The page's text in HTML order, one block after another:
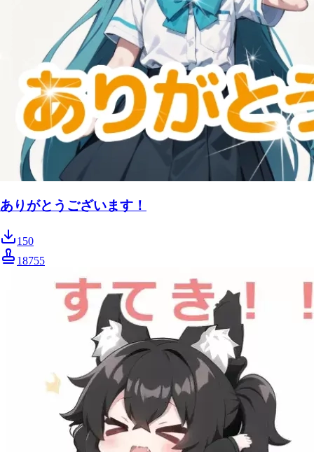
ありがとうございます！
150
18755